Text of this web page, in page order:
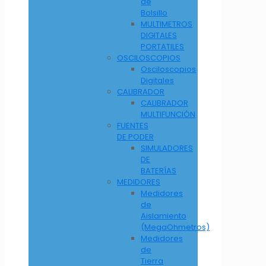
Bolsillo
MULTIMETROS
DIGITALES
PORTATILES
OSCILOSCOPIOS
Osciloscopios
Digitales
CALIBRADOR
CALIBRADOR
MULTIFUNCIÓN
FUENTES
DE PODER
SIMULADORES
DE
BATERÍAS
MEDIDORES
Medidores
de
Aislamiento
(MegaOhmetros)
Medidores
de
Tierra